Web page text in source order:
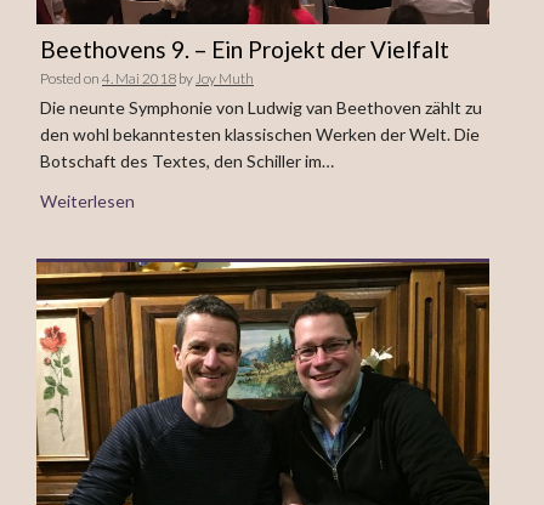
Beethovens 9. – Ein Projekt der Vielfalt
Posted on 4. Mai 2018 byJoy Muth
Die neunte Symphonie von Ludwig van Beethoven zählt zu
den wohl bekanntesten klassischen Werken der Welt. Die
Botschaft des Textes, den Schiller im…
Weiterlesen